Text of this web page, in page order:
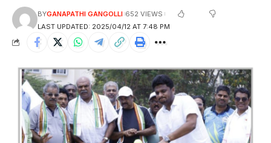
LAST UPDATED: 2025/04/12 AT 7:48 PM
BYGANAPATHI GANGOLLI 652 VIEWS